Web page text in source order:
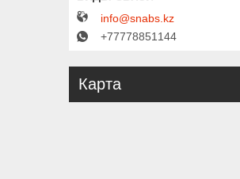
info@snabs.kz
+77778851144
Карта